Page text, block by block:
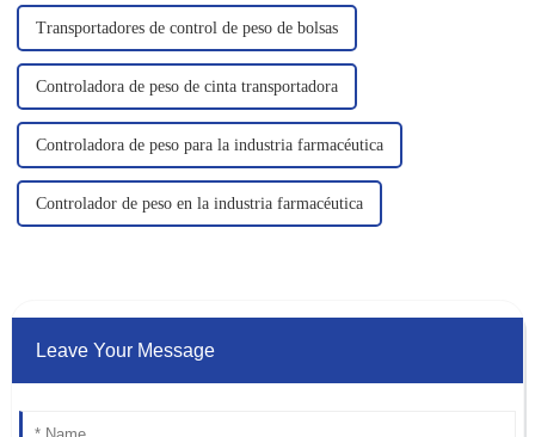
Transportadores de control de peso de bolsas
Controladora de peso de cinta transportadora
Controladora de peso para la industria farmacéutica
Controlador de peso en la industria farmacéutica
Leave Your Message